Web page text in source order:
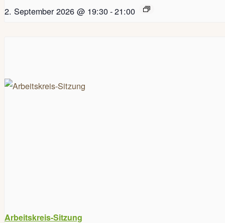
2. September 2026 @ 19:30-21:00
Arbeitskreis-Sitzung